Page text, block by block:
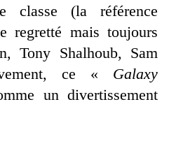
classe (la référence
regretté mais toujours
Tony Shalhoub, Sam
ce « Galaxy
un divertissement